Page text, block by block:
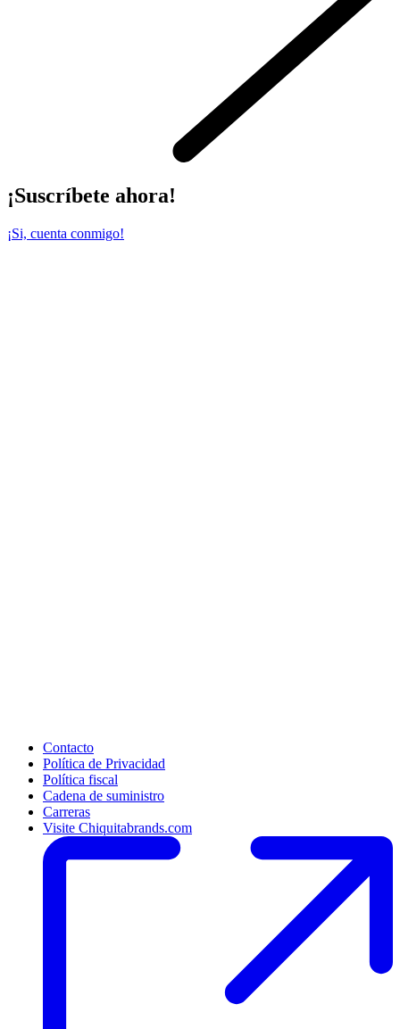
¡Suscríbete ahora!
¡Si, cuenta conmigo!
Contacto
Política de Privacidad
Política fiscal
Cadena de suministro
Carreras
Visite Chiquitabrands.com